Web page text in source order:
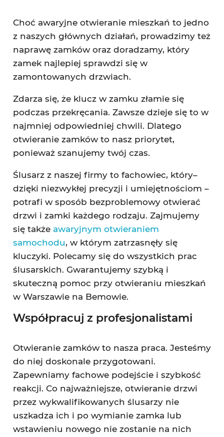
Choć awaryjne otwieranie mieszkań to jedno
z naszych głównych działań, prowadzimy też
naprawę zamków oraz doradzamy, który
zamek najlepiej sprawdzi się w
zamontowanych drzwiach.
Zdarza się, że klucz w zamku złamie się
podczas przekręcania. Zawsze dzieje się to w
najmniej odpowiedniej chwili. Dlatego
otwieranie zamków to nasz priorytet,
ponieważ szanujemy twój czas.
Ślusarz z naszej firmy to fachowiec, który–
dzięki niezwykłej precyzji i umiejętnościom –
potrafi w sposób bezproblemowy otwierać
drzwi i zamki każdego rodzaju. Zajmujemy
się także awaryjnym otwieraniem
samochodu, w którym zatrzasnęły się
kluczyki. Polecamy się do wszystkich prac
ślusarskich. Gwarantujemy szybką i
skuteczną pomoc przy otwieraniu mieszkań
w Warszawie na Bemowie.
Współpracuj z profesjonalistami
Otwieranie zamków to nasza praca. Jesteśmy
do niej doskonale przygotowani.
Zapewniamy fachowe podejście i szybkość
reakcji. Co najważniejsze, otwieranie drzwi
przez wykwalifikowanych ślusarzy nie
uszkadza ich i po wymianie zamka lub
wstawieniu nowego nie zostanie na nich